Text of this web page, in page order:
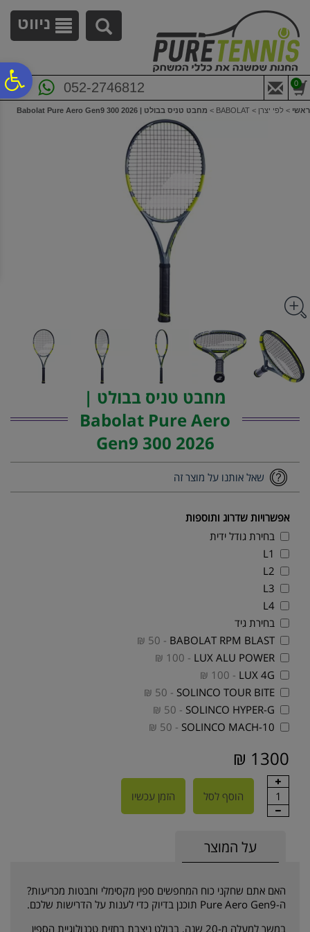
נגישות
ניווט
052-2746812 0
ראשי > לפי יצרן >
BABOLAT
> מחבט טניס בבולט | Babolat Pure Aero Gen9 300 2026
מחבט טניס בבולט |
Babolat Pure Aero
Gen9 300 2026
שאל אותנו על מוצר זה
אפשרויות שדרוג ותוספות
בחירת גודל ידית
L1
L2
L3
L4
בחירת גיד
BABOLAT RPM BLAST
- 50 ₪
LUX ALU POWER
- 100 ₪
LUX 4G
- 100 ₪
SOLINCO TOUR BITE
- 50 ₪
SOLINCO HYPER-G
- 50 ₪
SOLINCO MACH-10
- 50 ₪
1300 ₪
1 הוסף לסל הזמן עכשיו
על המוצר
האם אתם שחקני כוח המחפשים ספין מקסימלי וחבטות מכריעות?
ה-Pure Aero Gen9 תוכנן בדיוק כדי לענות על הדרישות שלכם.
במשך למעלה מ-20 שנה, בבולט ניצבת בחזית טכנולוגיית הספין